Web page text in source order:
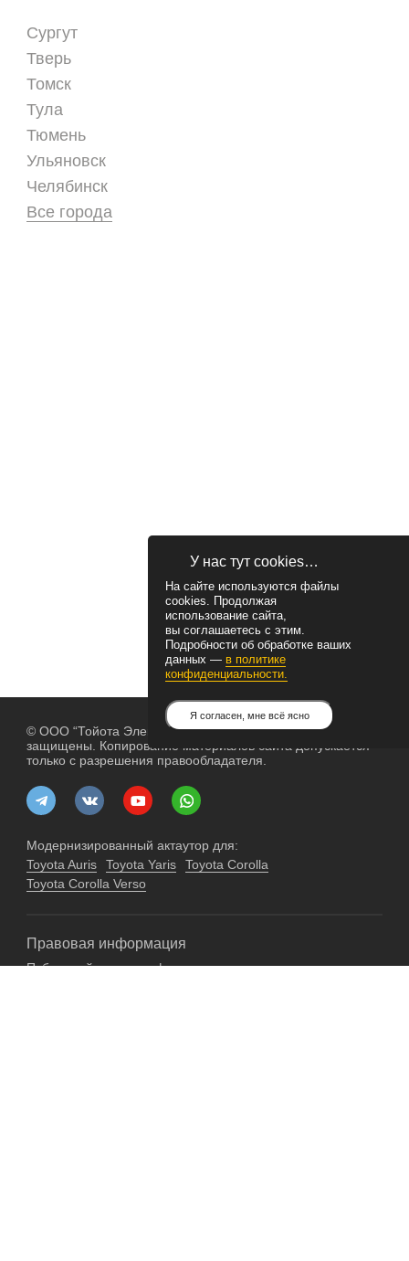
Сургут
Тверь
Томск
Тула
Тюмень
Ульяновск
Челябинск
Все города
© ООО “Тойота Электрик”, 2004— 2026. Все права
защищены. Копирование материалов сайта допускается
только с разрешения правообладателя.
Модернизированный актаутор для:
Toyota Auris
Toyota Yaris
Toyota Corolla
Toyota Corolla Verso
Правовая информация
Публичный договор оферты на оказание услуг
У нас тут cookies…
На сайте используются файлы
cookies. Продолжая
использование сайта,
вы соглашаетесь с этим.
Подробности об обработке ваших
данных — в политике
конфиденциальности.
Я согласен, мне всё ясно